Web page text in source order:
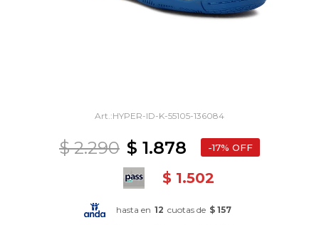
HYPER-ID-K-55105-136084
$ 1.878
$ 2.290 17
$ 1.502
hasta en 12 cuotas de $ 157